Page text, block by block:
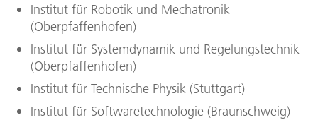
Institut für Robotik und Mechatronik
(Oberpfaffenhofen)
Institut für Systemdynamik und Regelungstechnik
(Oberpfaffenhofen)
Institut für Technische Physik (Stuttgart)
Institut für Softwaretechnologie (Braunschweig)